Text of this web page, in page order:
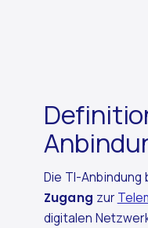
Die TI-
Zugang zur
digitalen